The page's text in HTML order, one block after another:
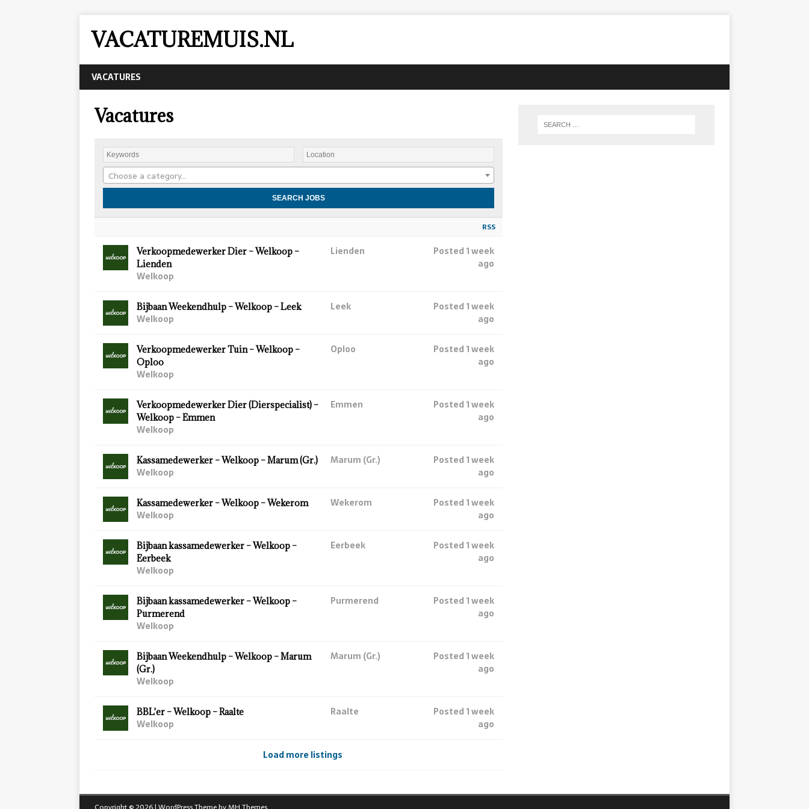
VACATUREMUIS.NL
VACATURES
Vacatures
Choose a category…
RSS
Verkoopmedewerker Dier – Welkoop –
Lienden
Welkoop
Lienden
Posted 1 week
ago
Bijbaan Weekendhulp – Welkoop – Leek
Welkoop
Leek
Posted 1 week
ago
Verkoopmedewerker Tuin – Welkoop –
Oploo
Welkoop
Oploo
Posted 1 week
ago
Verkoopmedewerker Dier (Dierspecialist) –
Welkoop – Emmen
Welkoop
Emmen
Posted 1 week
ago
Kassamedewerker – Welkoop – Marum (Gr.)
Welkoop
Marum (Gr.)
Posted 1 week
ago
Kassamedewerker – Welkoop – Wekerom
Welkoop
Wekerom
Posted 1 week
ago
Bijbaan kassamedewerker – Welkoop –
Eerbeek
Welkoop
Eerbeek
Posted 1 week
ago
Bijbaan kassamedewerker – Welkoop –
Purmerend
Welkoop
Purmerend
Posted 1 week
ago
Bijbaan Weekendhulp – Welkoop – Marum
(Gr.)
Welkoop
Marum (Gr.)
Posted 1 week
ago
BBL'er – Welkoop – Raalte
Welkoop
Raalte
Posted 1 week
ago
Load more listings